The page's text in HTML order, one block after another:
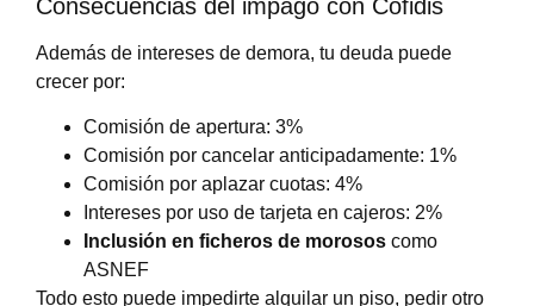
Consecuencias del impago con Cofidis
Además de intereses de demora, tu deuda puede
crecer por:
Comisión de apertura: 3%
Comisión por cancelar anticipadamente: 1%
Comisión por aplazar cuotas: 4%
Intereses por uso de tarjeta en cajeros: 2%
Inclusión en ficheros de morosos como
ASNEF
Todo esto puede impedirte alquilar un piso, pedir otro